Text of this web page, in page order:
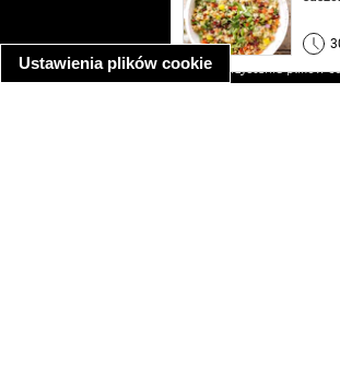
Ustawienia plików cookie
regulamin
informacja o prywatności
informacja o wykorzystaniu plików